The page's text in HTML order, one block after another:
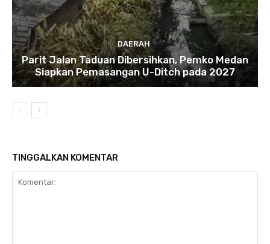
DAERAH
Parit Jalan Taduan Dibersihkan, Pemko Medan
Siapkan Pemasangan U-Ditch pada 2027
TINGGALKAN KOMENTAR